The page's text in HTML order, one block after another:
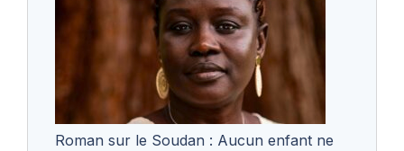
Roman sur le Soudan : Aucun enfant ne